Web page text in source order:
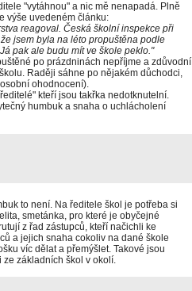
"vytáhnou" a nic mě nenapadá. Plně
výše uvedeném článku:
reagoval. Česká školní inspekce při
jsem byla na léto propuštěna podle
pak ale budu mít ve škole peklo."
po prázdninách nepříjme a zdůvodní
Raději sáhne po nějakém důchodci,
ohodnocení).
kteří jsou takřka nedotknutelní.
humbuk a snaha o uchlácholení
to není. Na ředitele škol je potřeba si
smetánka, pro které je obyčejné
z řad zástupců, kteří načichli ke
a jejich snaha cokoliv na dané škole
víc dělat a přemýšlet. Takové jsou
ze základních škol v okolí.